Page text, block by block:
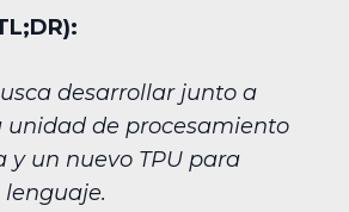
desarrollar junto a
unidad de procesamiento
y un nuevo TPU para